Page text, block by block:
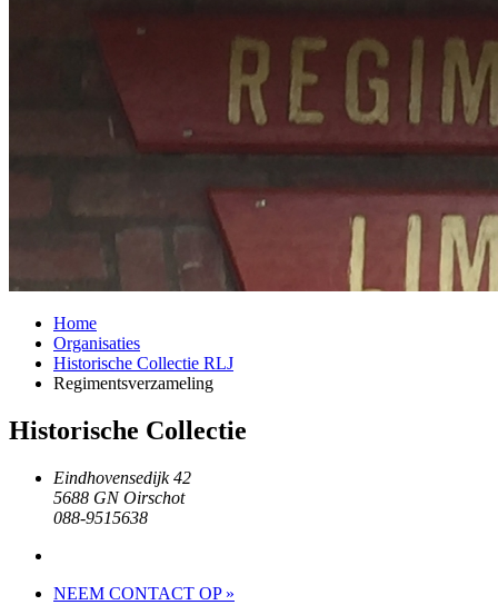
Home
Organisaties
Historische Collectie RLJ
Regimentsverzameling
Historische Collectie
Eindhovensedijk 42
5688 GN Oirschot
088-9515638
NEEM CONTACT OP »